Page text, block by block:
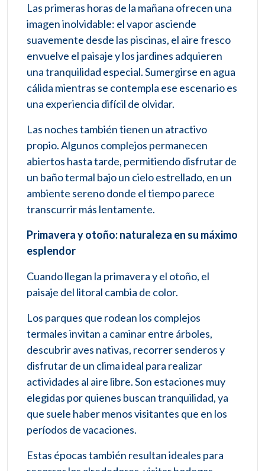
Las primeras horas de la mañana ofrecen una
imagen inolvidable: el vapor asciende
suavemente desde las piscinas, el aire fresco
envuelve el paisaje y los jardines adquieren
una tranquilidad especial. Sumergirse en agua
cálida mientras se contempla ese escenario es
una experiencia difícil de olvidar.
Las noches también tienen un atractivo
propio. Algunos complejos permanecen
abiertos hasta tarde, permitiendo disfrutar de
un baño termal bajo un cielo estrellado, en un
ambiente sereno donde el tiempo parece
transcurrir más lentamente.
Primavera y otoño: naturaleza en su máximo
esplendor
Cuando llegan la primavera y el otoño, el
paisaje del litoral cambia de color.
Los parques que rodean los complejos
termales invitan a caminar entre árboles,
descubrir aves nativas, recorrer senderos y
disfrutar de un clima ideal para realizar
actividades al aire libre. Son estaciones muy
elegidas por quienes buscan tranquilidad, ya
que suele haber menos visitantes que en los
períodos de vacaciones.
Estas épocas también resultan ideales para